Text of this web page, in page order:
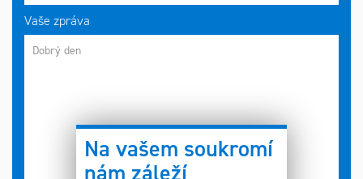
Na vašem soukromí
nám záleží
Vaše zpráva